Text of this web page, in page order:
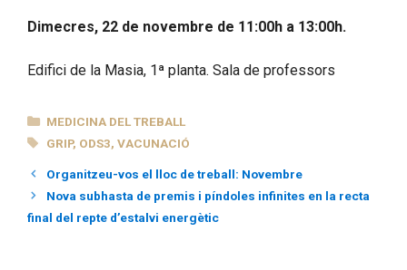
Dimecres, 22 de novembre de 11:00h a 13:00h.
Edifici de la Masia, 1ª planta. Sala de professors
CATEGORIES
MEDICINA DEL TREBALL
ETIQUETES
GRIP, ODS3,VACUNACIÓ
Organitzeu-vos el lloc de treball: Novembre
Nova subhasta de premis i píndoles infinites en la recta
final del repte d’estalvi energètic